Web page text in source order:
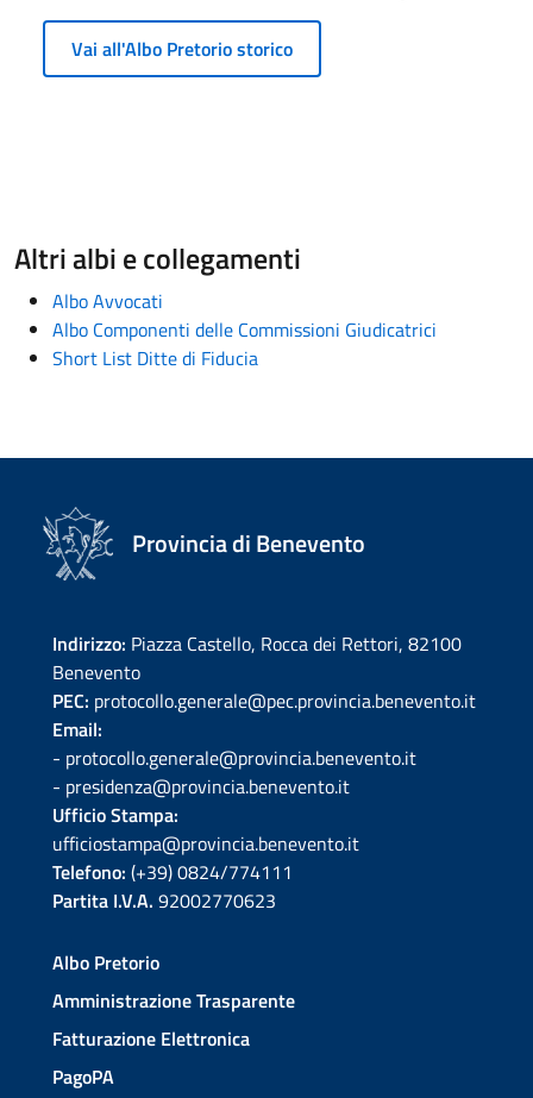
Vai all'Albo Pretorio storico
Altri albi e collegamenti
Albo Avvocati
Albo Componenti delle Commissioni Giudicatrici
Short List Ditte di Fiducia
Provincia di Benevento
Indirizzo: Piazza Castello, Rocca dei Rettori, 82100
Benevento
PEC: protocollo.generale@pec.provincia.benevento.it
Email:
- protocollo.generale@provincia.benevento.it
- presidenza@provincia.benevento.it
Ufficio Stampa:
ufficiostampa@provincia.benevento.it
Telefono: (+39) 0824/774111
Partita I.V.A. 92002770623
Albo Pretorio
Amministrazione Trasparente
Fatturazione Elettronica
PagoPA